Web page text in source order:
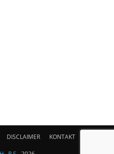
DISCLAIMER KONTAKT